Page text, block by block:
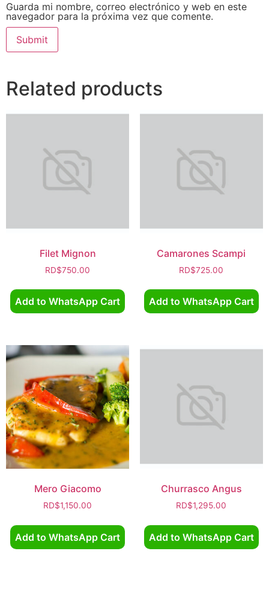
Guarda mi nombre, correo electrónico y web en este
navegador para la próxima vez que comente.
Related products
Filet Mignon
RD$750.00
Add to WhatsApp Cart
Camarones Scampi
RD$725.00
Add to WhatsApp Cart
Mero Giacomo
RD$1,150.00
Add to WhatsApp Cart
Churrasco Angus
RD$1,295.00
Add to WhatsApp Cart